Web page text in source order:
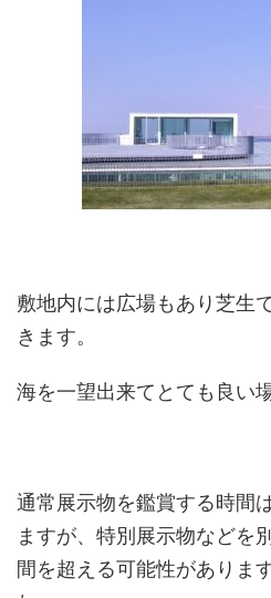
敷地内には広場もあり芝生
きます。
海を一望出来てとても良い
通常展示物を鑑賞する時間
ますが、特別展示物などを
間を超える可能性がありま